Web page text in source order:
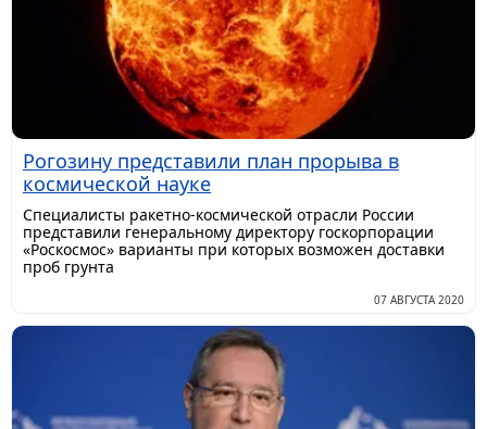
Рогозину представили план прорыва в
космической науке
Специалисты ракетно-космической отрасли России
представили генеральному директору госкорпорации
«Роскосмос» варианты при которых возможен доставки
проб грунта
07 АВГУСТА 2020